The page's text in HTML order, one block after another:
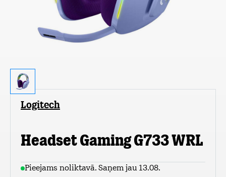
Logitech
Headset Gaming G733 WRL
Pieejams noliktavā. Saņem jau 13.08.